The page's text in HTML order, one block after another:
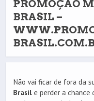
PROMOÇÃO
BRASIL –
Não vai ficar de fora da
Brasil e perder a chance